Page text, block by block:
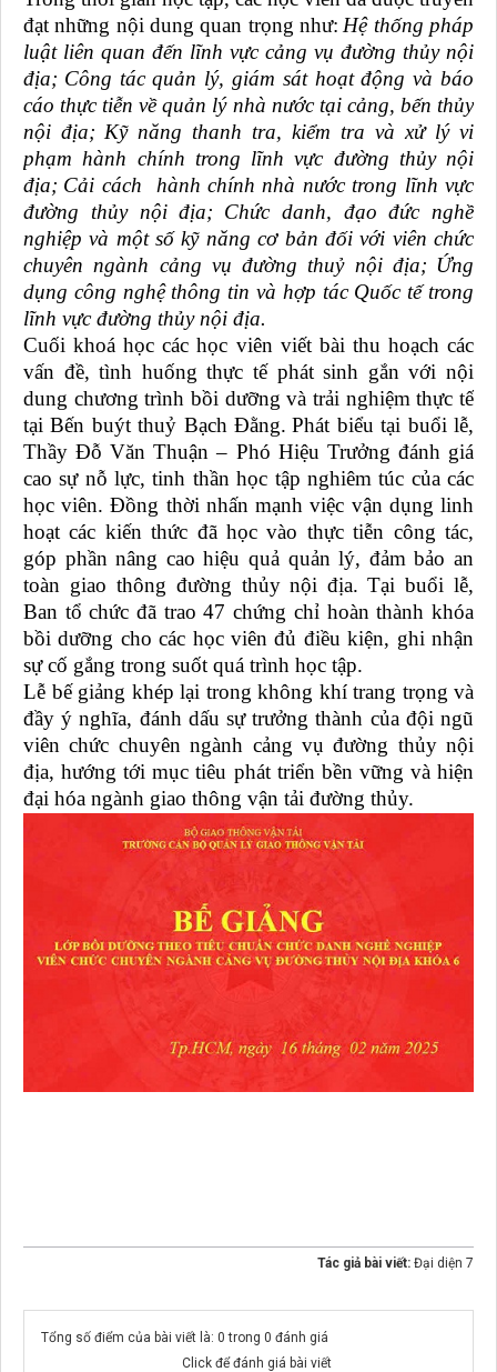
đạt những nội dung quan trọng như: Hệ thống pháp
luật liên quan đến lĩnh vực cảng vụ đường thủy nội
địa; Công tác quản lý, giám sát hoạt động và báo
cáo thực tiễn về quản lý nhà nước tại cảng, bến thủy
nội địa; Kỹ năng thanh tra, kiểm tra và xử lý vi
phạm hành chính trong lĩnh vực đường thủy nội
địa; Cải cách hành chính nhà nước trong lĩnh vực
đường thủy nội địa; Chức danh, đạo đức nghề
nghiệp và một số kỹ năng cơ bản đối với viên chức
chuyên ngành cảng vụ đường thuỷ nội địa; Ứng
dụng công nghệ thông tin và hợp tác Quốc tế trong
lĩnh vực đường thủy nội địa.
Cuối khoá học các học viên viết bài thu hoạch các
vấn đề, tình huống thực tế phát sinh gắn với nội
dung chương trình bồi dưỡng và trải nghiệm thực tế
tại Bến buýt thuỷ Bạch Đằng. Phát biểu tại buổi lễ,
Thầy Đỗ Văn Thuận – Phó Hiệu Trưởng đánh giá
cao sự nỗ lực, tinh thần học tập nghiêm túc của các
học viên. Đồng thời nhấn mạnh việc vận dụng linh
hoạt các kiến thức đã học vào thực tiễn công tác,
góp phần nâng cao hiệu quả quản lý, đảm bảo an
toàn giao thông đường thủy nội địa. Tại buổi lễ,
Ban tổ chức đã trao 47 chứng chỉ hoàn thành khóa
bồi dưỡng cho các học viên đủ điều kiện, ghi nhận
sự cố gắng trong suốt quá trình học tập.
Lễ bế giảng khép lại trong không khí trang trọng và
đầy ý nghĩa, đánh dấu sự trưởng thành của đội ngũ
viên chức chuyên ngành cảng vụ đường thủy nội
địa, hướng tới mục tiêu phát triển bền vững và hiện
đại hóa ngành giao thông vận tải đường thủy.
Tác giả bài viết: Đại diện 7
Tổng số điểm của bài viết là: 0 trong 0 đánh giá
Click để đánh giá bài viết